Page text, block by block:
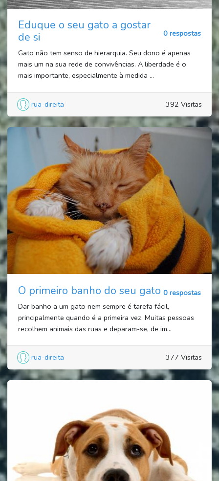
Eduque o seu gato a gostar
de si
0 respostas
Gato não tem senso de hierarquia. Seu dono é apenas
mais um na sua rede de convivências. A liberdade é o
mais importante, especialmente à medida ...
rua-direita 392 Visitas
O primeiro banho do seu gato 0 respostas
Dar banho a um gato nem sempre é tarefa fácil,
principalmente quando é a primeira vez. Muitas pessoas
recolhem animais das ruas e deparam-se, de im...
rua-direita 377 Visitas